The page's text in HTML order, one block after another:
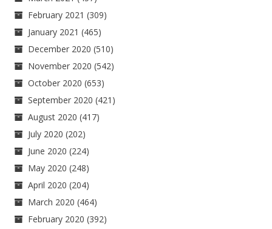
February 2021 (309)
January 2021 (465)
December 2020 (510)
November 2020 (542)
October 2020 (653)
September 2020 (421)
August 2020 (417)
July 2020 (202)
June 2020 (224)
May 2020 (248)
April 2020 (204)
March 2020 (464)
February 2020 (392)